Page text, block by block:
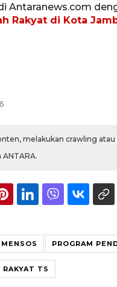
Antaranews.com
Rakyat di Kota
melakukan crawling
MENSOS PROGRAM
RAKYAT TS